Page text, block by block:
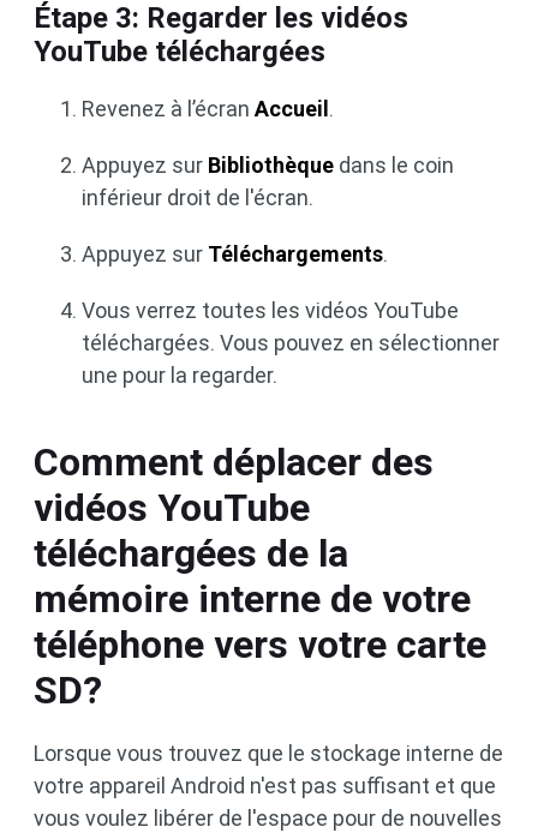
Étape 3: Regarder les vidéos
YouTube téléchargées
Revenez à l’écran Accueil .
Appuyez sur Bibliothèque dans le coin
inférieur droit de l'écran.
Appuyez sur Téléchargements.
Vous verrez toutes les vidéos YouTube
téléchargées. Vous pouvez en sélectionner
une pour la regarder.
Comment déplacer des
vidéos YouTube
téléchargées de la
mémoire interne de votre
téléphone vers votre carte
SD?
Lorsque vous trouvez que le stockage interne de
votre appareil Android n'est pas suffisant et que
vous voulez libérer de l'espace pour de nouvelles